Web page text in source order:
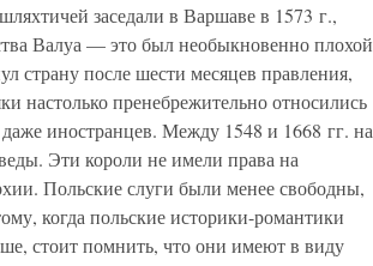
заседали в Варшаве в 1573 г.,
Валуа — это был необыкновенно плохой
страну после шести месяцев правления,
настолько пренебрежительно относились
иностранцев. Между 1548 и 1668 гг. на
Эти короли не имели права на
Польские слуги были менее свободны,
когда польские историки-романтики
стоит помнить, что они имеют в виду